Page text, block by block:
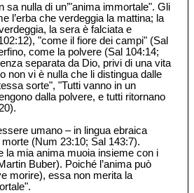
sa nulla di un’"anima immortale". Gli
l’erba che verdeggia la mattina; la
la sera è falciata e
"come il fiore dei campi" (Sal
come la polvere (Sal 104:14;
separata da Dio, privi di una vita
non vi è nulla che li distingua dalle
sorte", "Tutti vanno in un
dalla polvere, e tutti ritornano
umano – in lingua ebraica
(Num 23:10; Sal 143:7).
la mia anima muoia insieme con i
Buber). Poiché l’anima può
morire), essa non merita la